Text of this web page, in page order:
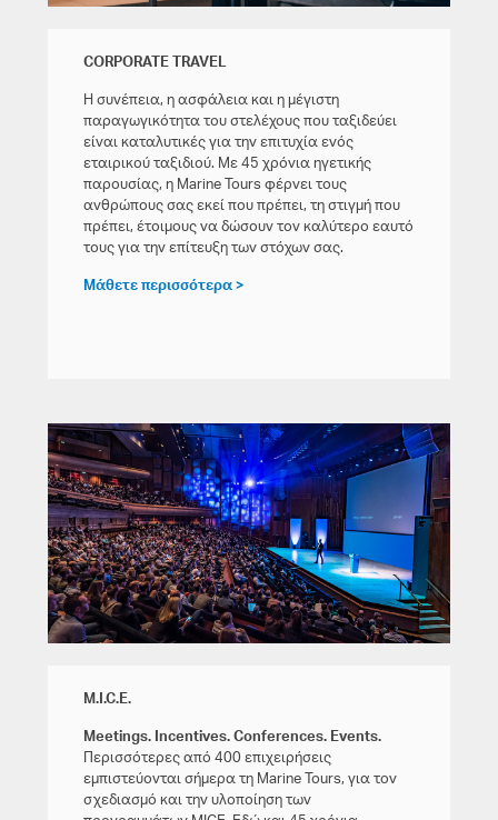
CORPORATE TRAVEL
Η συνέπεια, η ασφάλεια και η μέγιστη
παραγωγικότητα του στελέχους που ταξιδεύει
είναι καταλυτικές για την επιτυχία ενός
εταιρικού ταξιδιού. Με 45 χρόνια ηγετικής
παρουσίας, η Marine Tours φέρνει τους
ανθρώπους σας εκεί που πρέπει, τη στιγμή που
πρέπει, έτοιμους να δώσουν τον καλύτερο εαυτό
τους για την επίτευξη των στόχων σας.
Μάθετε περισσότερα >
M.I.C.E.
Meetings. Incentives. Conferences. Events.
Περισσότερες από 400 επιχειρήσεις
εμπιστεύονται σήμερα τη Marine Tours, για τον
σχεδιασμό και την υλοποίηση των